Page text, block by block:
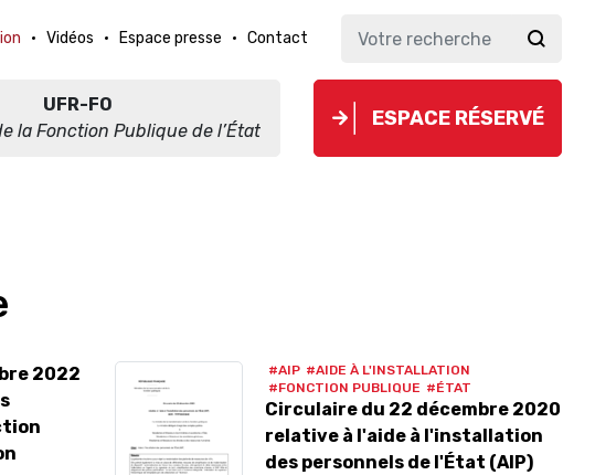
Vidéos Espace presse Contact
UFR-FO
la Fonction Publique de l’État
ESPACE RÉSERVÉ
2022
#AIP #AIDE À L'INSTALLATION
#FONCTION PUBLIQUE #ÉTAT
Circulaire du 22 décembre 2020
relative à l'aide à l'installation
des personnels de l'État (AIP)